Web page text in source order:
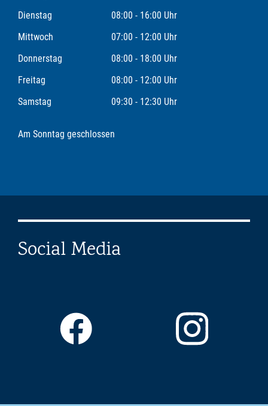
Dienstag
08:00 - 16:00 Uhr
Mittwoch
07:00 - 12:00 Uhr
Donnerstag
08:00 - 18:00 Uhr
Freitag
08:00 - 12:00 Uhr
Samstag
09:30 - 12:30 Uhr
Am Sonntag geschlossen
Social Media